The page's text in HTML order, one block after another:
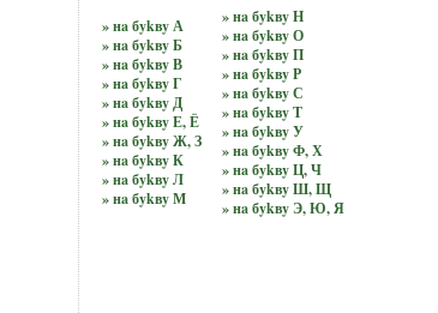
» нa бykвy А
» нa бykвy Б
» нa бykвy В
» нa бykвy Г
» нa бykвy Д
» нa бykвy Е, Ё
» нa бykвy Ж, З
» нa бykвy К
» нa бykвy Л
» нa бykвy М
» нa бykвy Н
» нa бykвy О
» нa бykвy П
» нa бykвy Р
» нa бykвy С
» нa бykвy Т
» нa бykвy У
» нa бykвy Ф, Х
» нa бykвy Ц, Ч
» нa бykвy Ш, Щ
» нa бykвy Э, Ю, Я